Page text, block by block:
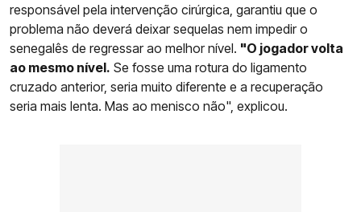
responsável pela intervenção cirúrgica, garantiu que o
problema não deverá deixar sequelas nem impedir o
senegalês de regressar ao melhor nível. "O jogador volta
ao mesmo nível. Se fosse uma rotura do ligamento
cruzado anterior, seria muito diferente e a recuperação
seria mais lenta. Mas ao menisco não", explicou.